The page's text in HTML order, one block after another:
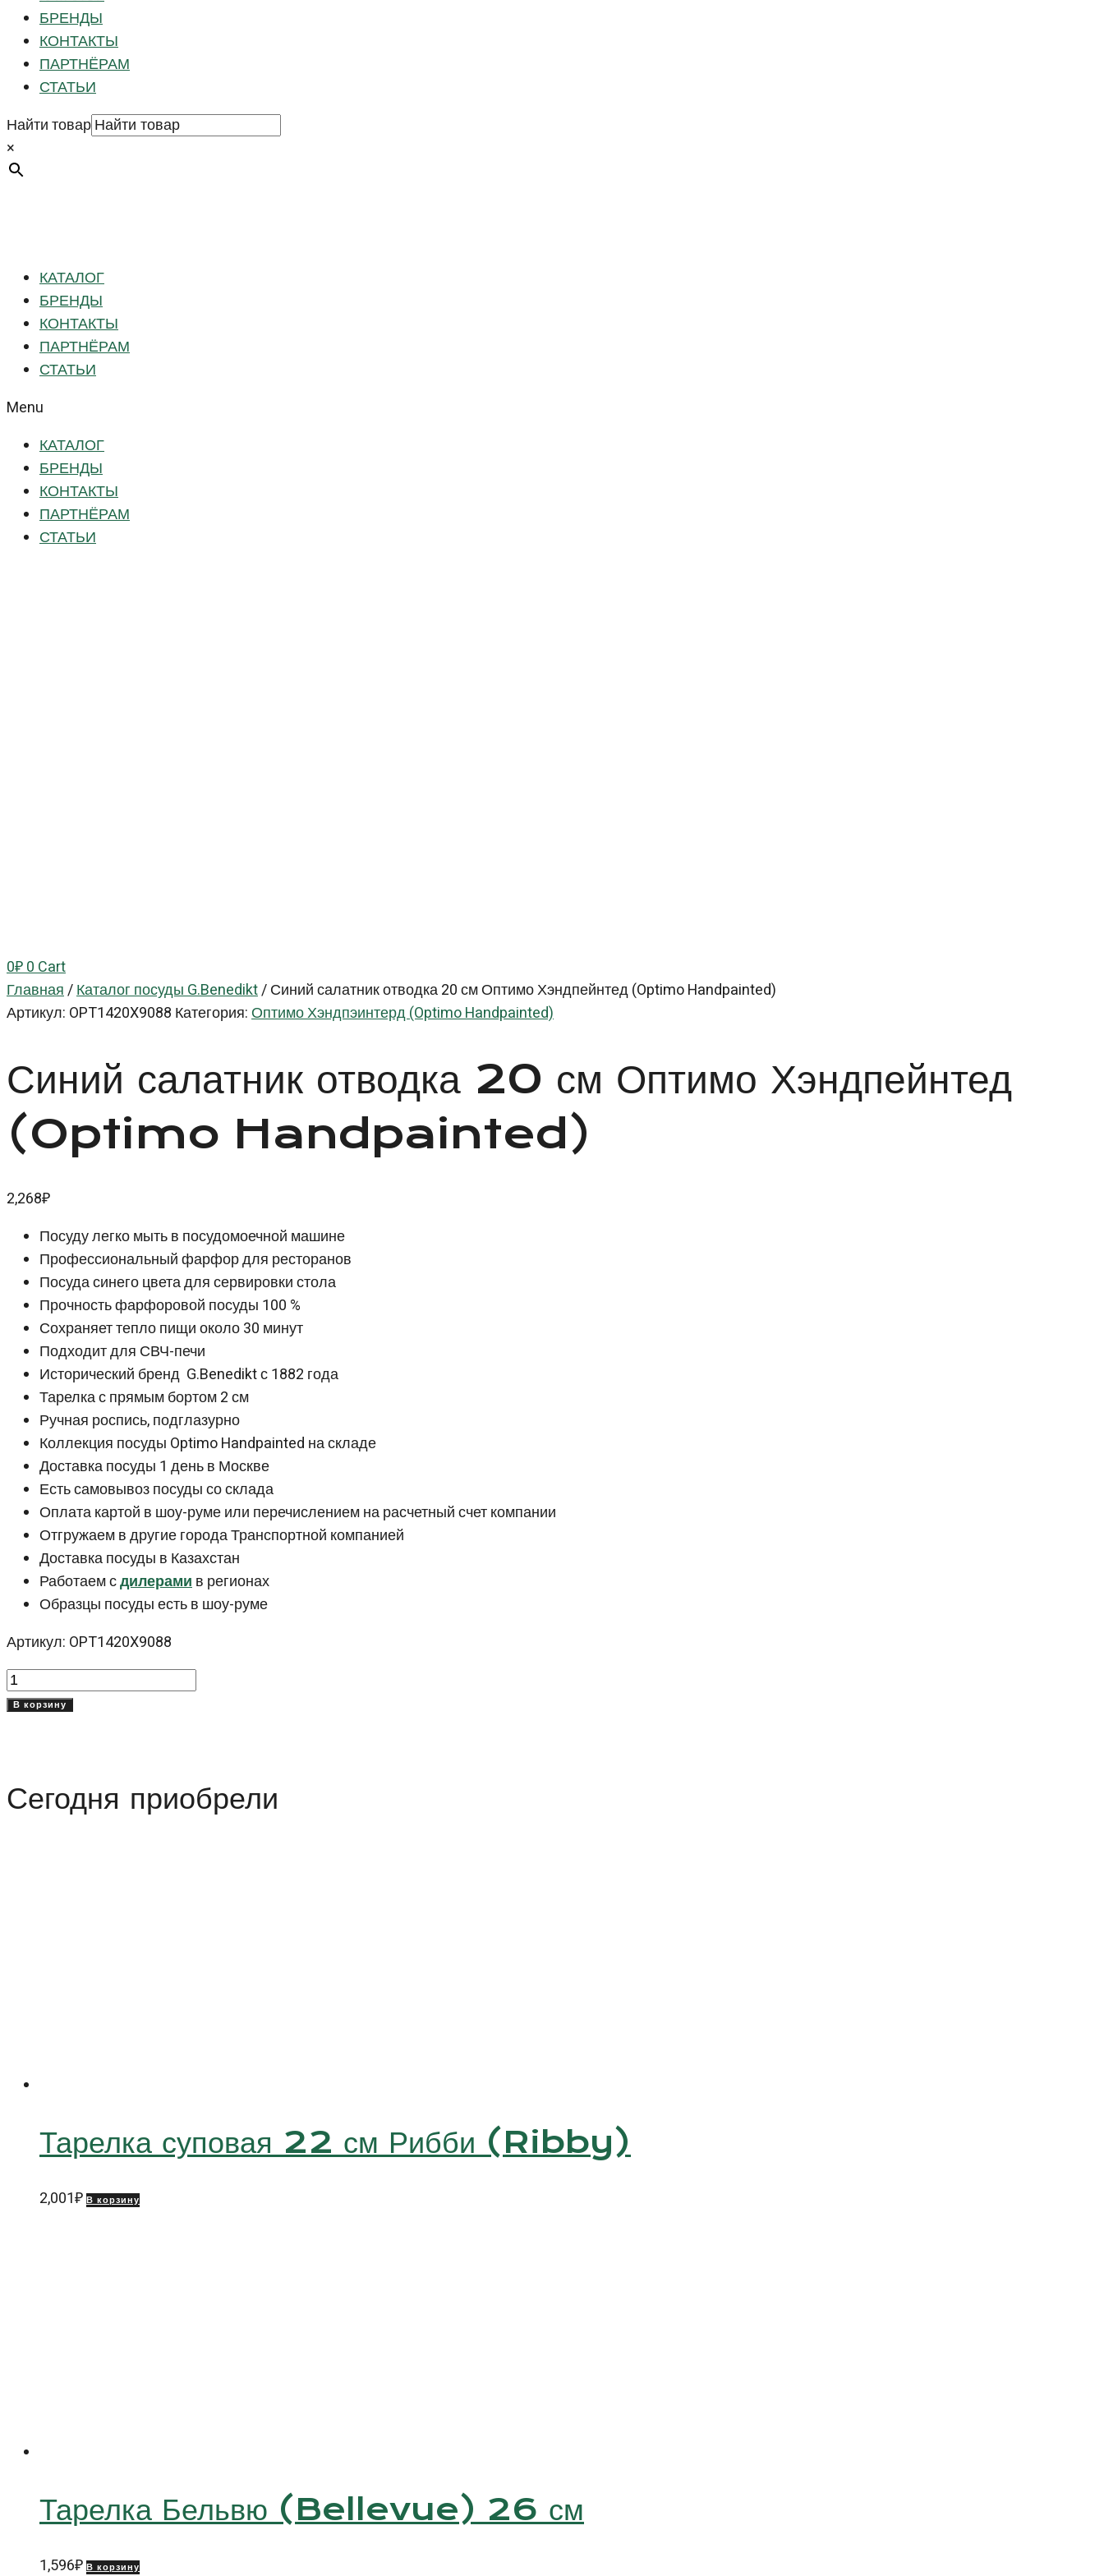
БРЕНДЫ
КОНТАКТЫ
ПАРТНЁРАМ
СТАТЬИ
Найти товар
×
КАТАЛОГ
БРЕНДЫ
КОНТАКТЫ
ПАРТНЁРАМ
СТАТЬИ
Menu
КАТАЛОГ
БРЕНДЫ
КОНТАКТЫ
ПАРТНЁРАМ
СТАТЬИ
0₽0Cart
Главная/Каталог посуды G.Benedikt/Синий салатник отводка 20 см Оптимо Хэндпейнтед (Optimo Handpainted)
Артикул: OPT1420X9088 Категория:Оптимо Хэндпэинтерд (Optimo Handpainted)
Синий салатник отводка 20 см Оптимо Хэндпейнтед
(Optimo Handpainted)
2,268₽
Посуду легко мыть в посудомоечной машине
Профессиональный фарфор для ресторанов
Посуда синего цвета для сервировки стола
Прочность фарфоровой посуды 100 %
Сохраняет тепло пищи около 30 минут
Подходит для СВЧ-печи
Исторический бренд G.Benedikt с 1882 года
Тарелка с прямым бортом 2 см
Ручная роспись, подглазурно
Коллекция посуды Optimo Handpainted на складе
Доставка посуды 1 день в Москве
Есть самовывоз посуды со склада
Оплата картой в шоу-руме или перечислением на расчетный счет компании
Отгружаем в другие города Транспортной компанией
Доставка посуды в Казахстан
Работаем сдилерамив регионах
Образцы посуды есть в шоу-руме
Артикул: OPT1420X9088
Количество
товара
20
В корзину
Сегодня приобрели
Тарелка суповая 22 см Рибби (Ribby)
2,001₽ В корзину
Тарелка Бельвю (Bellevue) 26 см
1,596₽ В корзину